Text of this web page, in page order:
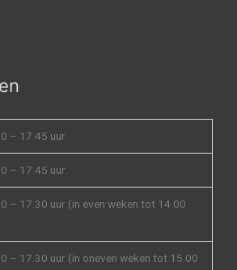
– 17.45 uur
– 17.45 uur
– 17.30 uur (in even weken tot 14.00
– 17.30 uur (in oneven weken tot 15.00